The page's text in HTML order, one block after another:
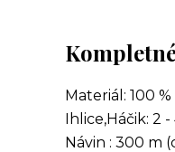
Materiál: 100
Ihlice,Háčik: 2
Návin : 300 m